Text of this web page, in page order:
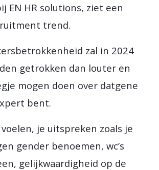
EN HR solutions, ziet een
trend.
zal in 2024
getrokken dan louter en
mogen doen over datgene
bent.
voelen, je uitspreken zoals je
gender benoemen, wc’s
gelijkwaardigheid op de